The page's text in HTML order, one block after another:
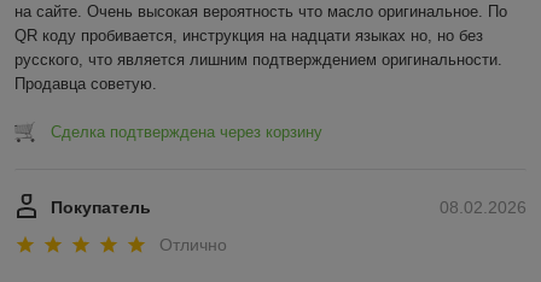
на сайте. Очень высокая вероятность что масло оригинальное. По
QR коду пробивается, инструкция на надцати языках но, но без
русского, что является лишним подтверждением оригинальности.
Продавца советую.
Сделка подтверждена через корзину
08.02.2026
Покупатель
Отлично